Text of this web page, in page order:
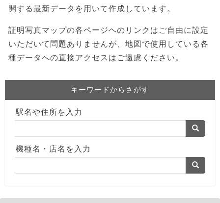
開する最新データを用いて作成しています。
証明写真マップの各ページヘのリンクはご自由に設定
いただいて問題ありませんが、地図で使用している各
種データへの直接アクセスはご遠慮ください。
キーワードからさがす
駅名や住所を入力
機種名・店名を入力